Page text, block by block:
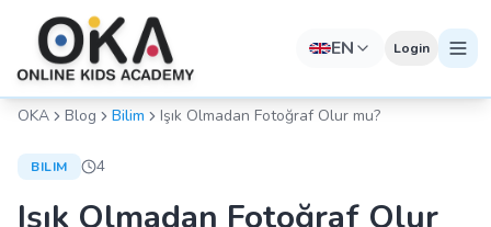
EN Login
OKA Blog Bilim Işık Olmadan Fotoğraf Olur mu?
BILIM 4
Işık Olmadan Fotoğraf Olur